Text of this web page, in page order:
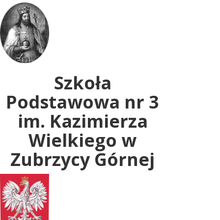
Uwaga:
ta
witryna
zawiera
system
dostępności.
Szkoła
Podstawowa nr 3
im. Kazimierza
Wielkiego w
Zubrzycy Górnej